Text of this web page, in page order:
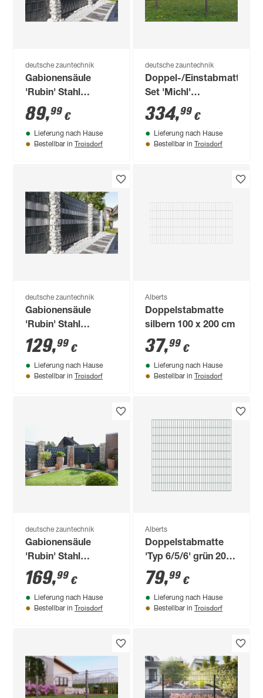
deutsche zauntechnik
Gabionensäule
'Rubin' Stahl
feuerverzinkt 100 x
27 x 27 cm
89,99 €
Lieferung nach Hause
Bestellbar in Troisdorf
deutsche zauntechnik
Doppel-/Einstabmatten-
Set 'Michl'
anthrazitgrau 1200 x
80 cm
334,99 €
Lieferung nach Hause
Bestellbar in Troisdorf
deutsche zauntechnik
Gabionensäule
'Rubin' Stahl
feuerverzinkt 200 x
22 x 22 cm
129,99 €
Lieferung nach Hause
Bestellbar in Troisdorf
Alberts
Doppelstabmatte
silbern 100 x 200 cm
37,99 €
Lieferung nach Hause
Bestellbar in Troisdorf
deutsche zauntechnik
Gabionensäule
'Rubin' Stahl
feuerverzinkt 180 x
42 x 27 cm
169,99 €
Lieferung nach Hause
Bestellbar in Troisdorf
Alberts
Doppelstabmatte
'Typ 6/5/6' grün 200
x 180 cm
79,99 €
Lieferung nach Hause
Bestellbar in Troisdorf